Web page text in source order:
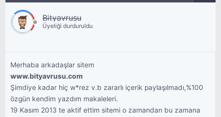
Bityavrusu
Üyeliği durduruldu
Merhaba arkadaşlar sitem
www.bityavrusu.com
Şimdiye kadar hiç w*rez v.b zararlı içerik paylaşılmadı,%100
özgün kendim yazdım makaleleri.
19 Kasım 2013 te aktif ettim sitemi o zamandan bu zamana